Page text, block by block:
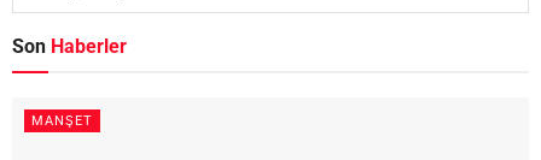
Son Haberler
MANŞET